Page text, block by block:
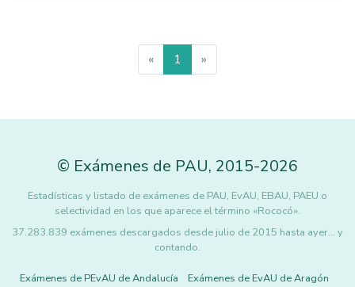
« 1 »
© Exámenes de PAU, 2015-2026
Estadísticas y listado de exámenes de PAU, EvAU, EBAU, PAEU o
selectividad en los que aparece el término «Rococó».
37.283.839 exámenes descargados desde julio de 2015 hasta ayer... y
contando.
Exámenes de PEvAU de Andalucía
Exámenes de EvAU de Aragón